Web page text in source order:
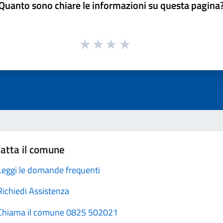
sono chiare le informazioni su questa
il comune
le domande frequenti
Assistenza
il comune 0825 502021